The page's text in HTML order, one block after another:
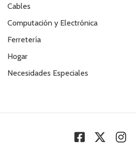
Cables
Computación y Electrónica
Ferretería
Hogar
Necesidades Especiales